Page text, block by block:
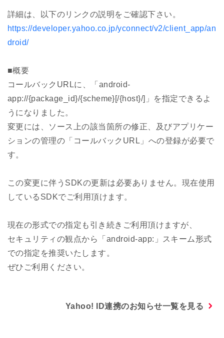
詳細は、以下のリンクの説明をご確認下さい。
https://developer.yahoo.co.jp/yconnect/v2/client_app/an
droid/
■概要
コールバックURLに、「android-
app://{package_id}/{scheme}[/{host}/]」を指定できるよ
うになりました。
変更には、ソース上の該当箇所の修正、及びアプリケー
ションの管理の「コールバックURL」への登録が必要で
す。
この変更に伴うSDKの更新は必要ありません。現在使用
しているSDKでご利用頂けます。
現在の形式での指定も引き続きご利用頂けますが、
セキュリティの観点から「android-app:」スキーム形式
での指定を推奨いたします。
ぜひご利用ください。
Yahoo! ID連携のお知らせ一覧を見る